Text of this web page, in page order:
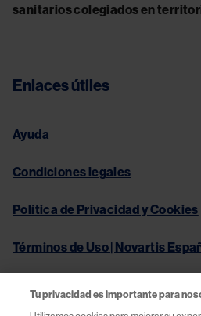
sanitarios colegiados en
Enlaces útiles
Ayuda
Condiciones legales
Política de Privacidad y Cookies
Términos de Uso | Novartis
Tu privacidad es importante para